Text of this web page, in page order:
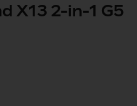
X13 2-in-1 G5